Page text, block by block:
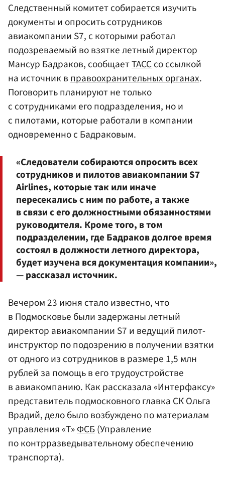
Следственный комитет собирается изучить
документы и опросить сотрудников
авиакомпании S7, с которыми работал
подозреваемый во взятке летный директор
Мансур Бадраков, сообщаетТАССсо ссылкой
на источник вправоохранительных органах.
Поговорить планируют не только
с сотрудниками его подразделения, но и
с пилотами, которые работали в компании
одновременно с Бадраковым.
«Следователи собираются опросить всех
сотрудников и пилотов авиакомпании S7
Airlines, которые так или иначе
пересекались с ним по работе, а также
в связи с его должностными обязанностями
руководителя. Кроме того, в том
подразделении, где Бадраков долгое время
состоял в должности летного директора,
будет изучена вся документация компании»,
— рассказал источник.
Вечером 23 июня стало известно, что
в Подмосковье были задержаны летный
директор авиакомпании S7 и ведущий пилот-
инструктор по подозрению в получении взятки
от одного из сотрудников в размере 1,5 млн
рублей за помощь в его трудоустройстве
в авиакомпанию. Как рассказала «Интерфаксу»
представитель подмосковного главка СК Ольга
Врадий, дело было возбуждено по материалам
управления «Т»ФСБ(Управление
по контрразведывательному обеспечению
транспорта).